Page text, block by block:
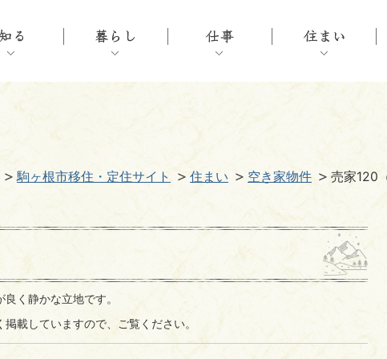
駒ヶ根市移住・定住サイト 住まい 空き家物件 売家120
く静かな立地です。
載していますので、ご覧ください。